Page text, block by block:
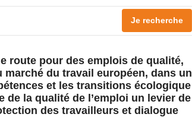
Je recherche
route pour des emplois de qualité,
du travail européen, dans un
et les transitions écologique
la qualité de l’emploi un levier de
des travailleurs et dialogue